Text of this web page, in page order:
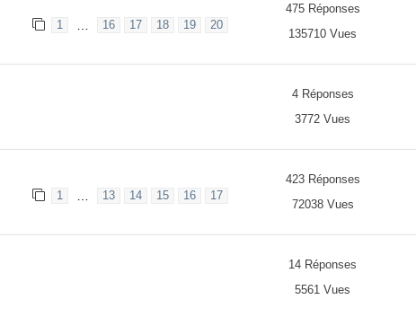
1 … 16 17 18 19 20
475 Réponses
135710 Vues
4 Réponses
3772 Vues
1 … 13 14 15 16 17
423 Réponses
72038 Vues
14 Réponses
5561 Vues